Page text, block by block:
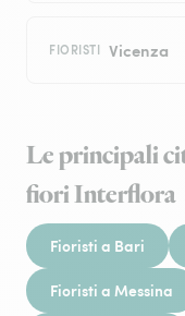
FIORISTI Vicenza
Le principali
fiori Interflora
Fioristi a Bari
Fioristi a Messina